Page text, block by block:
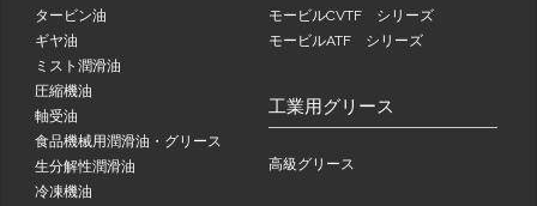
タービン油
ギヤ油
ミスト潤滑油
圧縮機油
軸受油
食品機械用潤滑油・グリース
生分解性潤滑油
冷凍機油
モービルCVTF シリーズ
モービルATF シリーズ
工業用グリース
高級グリース